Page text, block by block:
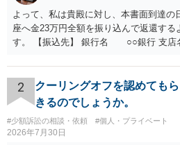
よって、私は貴殿に対し、本書面到達の
座へ金23万円全額を振り込んで返還する
す。 【振込先】 銀行名 ○○銀行 支
されない場合には、貴殿には任意に返金
し、やむを得ず、返還金23万円及びこ
を求める民事訴訟、支払督促その他必要
す。 その際には、訴訟に要する費用そ
いても併せて請求する予定ですので、あ
は、貴殿自らが契約を解約したことによ
2
クーリングオフを認めても
きるのでしょうか。
#少額訴訟の相談・依頼 #個人・プライベート
2026年7月30日